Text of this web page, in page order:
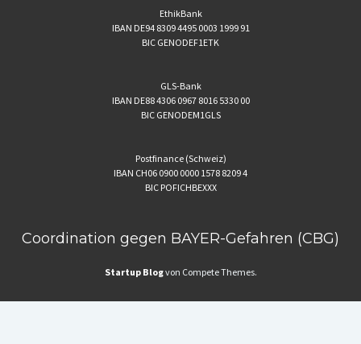
EthikBank
IBAN DE94 8309 4495 0003 1999 91
BIC GENODEF1ETK
GLS-Bank
IBAN DE88 4306 0967 8016 5330 00
BIC GENODEM1GLS
Postfinance (Schweiz)
IBAN CH06 0900 0000 1578 8209 4
BIC POFICHBEXXX
Coordination gegen BAYER-Gefahren (CBG)
Startup Blogvon Compete Themes.